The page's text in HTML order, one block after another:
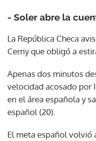
- Soler abre la
La República Checa
Cerny que obligó a
Apenas dos minutos
velocidad acosado por
en el área española y
español (20).
El meta español volvió